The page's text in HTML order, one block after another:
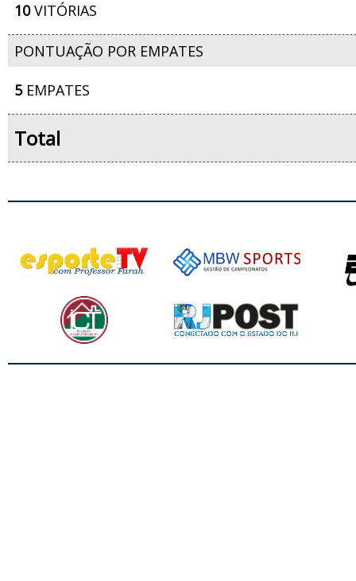
10VITÓRIAS
PONTUAÇÃO POR EMPATES
5EMPATES
Total